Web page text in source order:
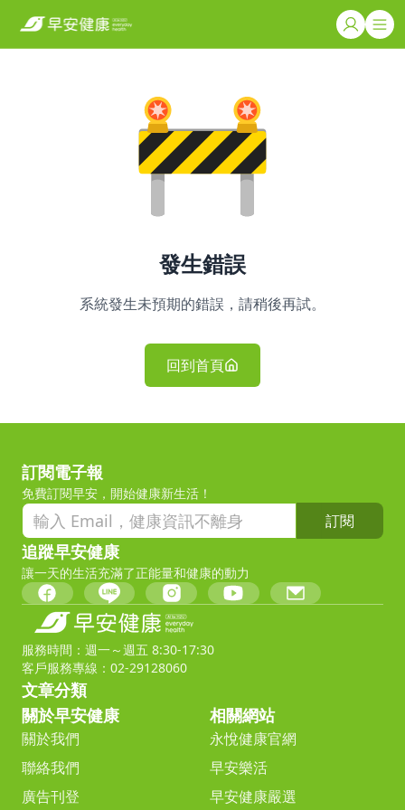
發生錯誤
系統發生未預期的錯誤，請稍後再試。
回到首頁
訂閱電子報
免費訂閱早安，開始健康新生活！
訂閱
追蹤早安健康
讓一天的生活充滿了正能量和健康的動力
服務時間：週一～週五 8:30-17:30
客戶服務專線：02-29128060
文章分類
關於早安健康
關於我們
聯絡我們
廣告刊登
相關網站
永悅健康官網
早安樂活
早安健康嚴選